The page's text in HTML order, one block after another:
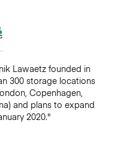
Lawaetz founded in
300 storage locations
Copenhagen,
and plans to expand
2020."